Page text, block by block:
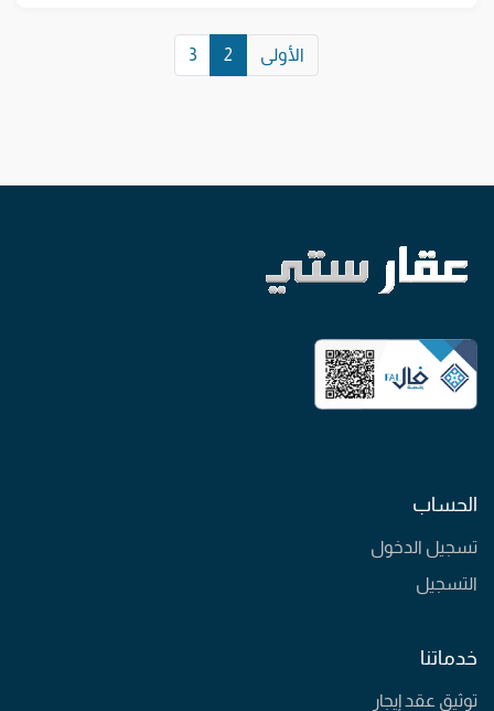
الأولى 2
3
الحساب
تسجيل الدخول
التسجيل
خدماتنا
توثيق عقد إيجار